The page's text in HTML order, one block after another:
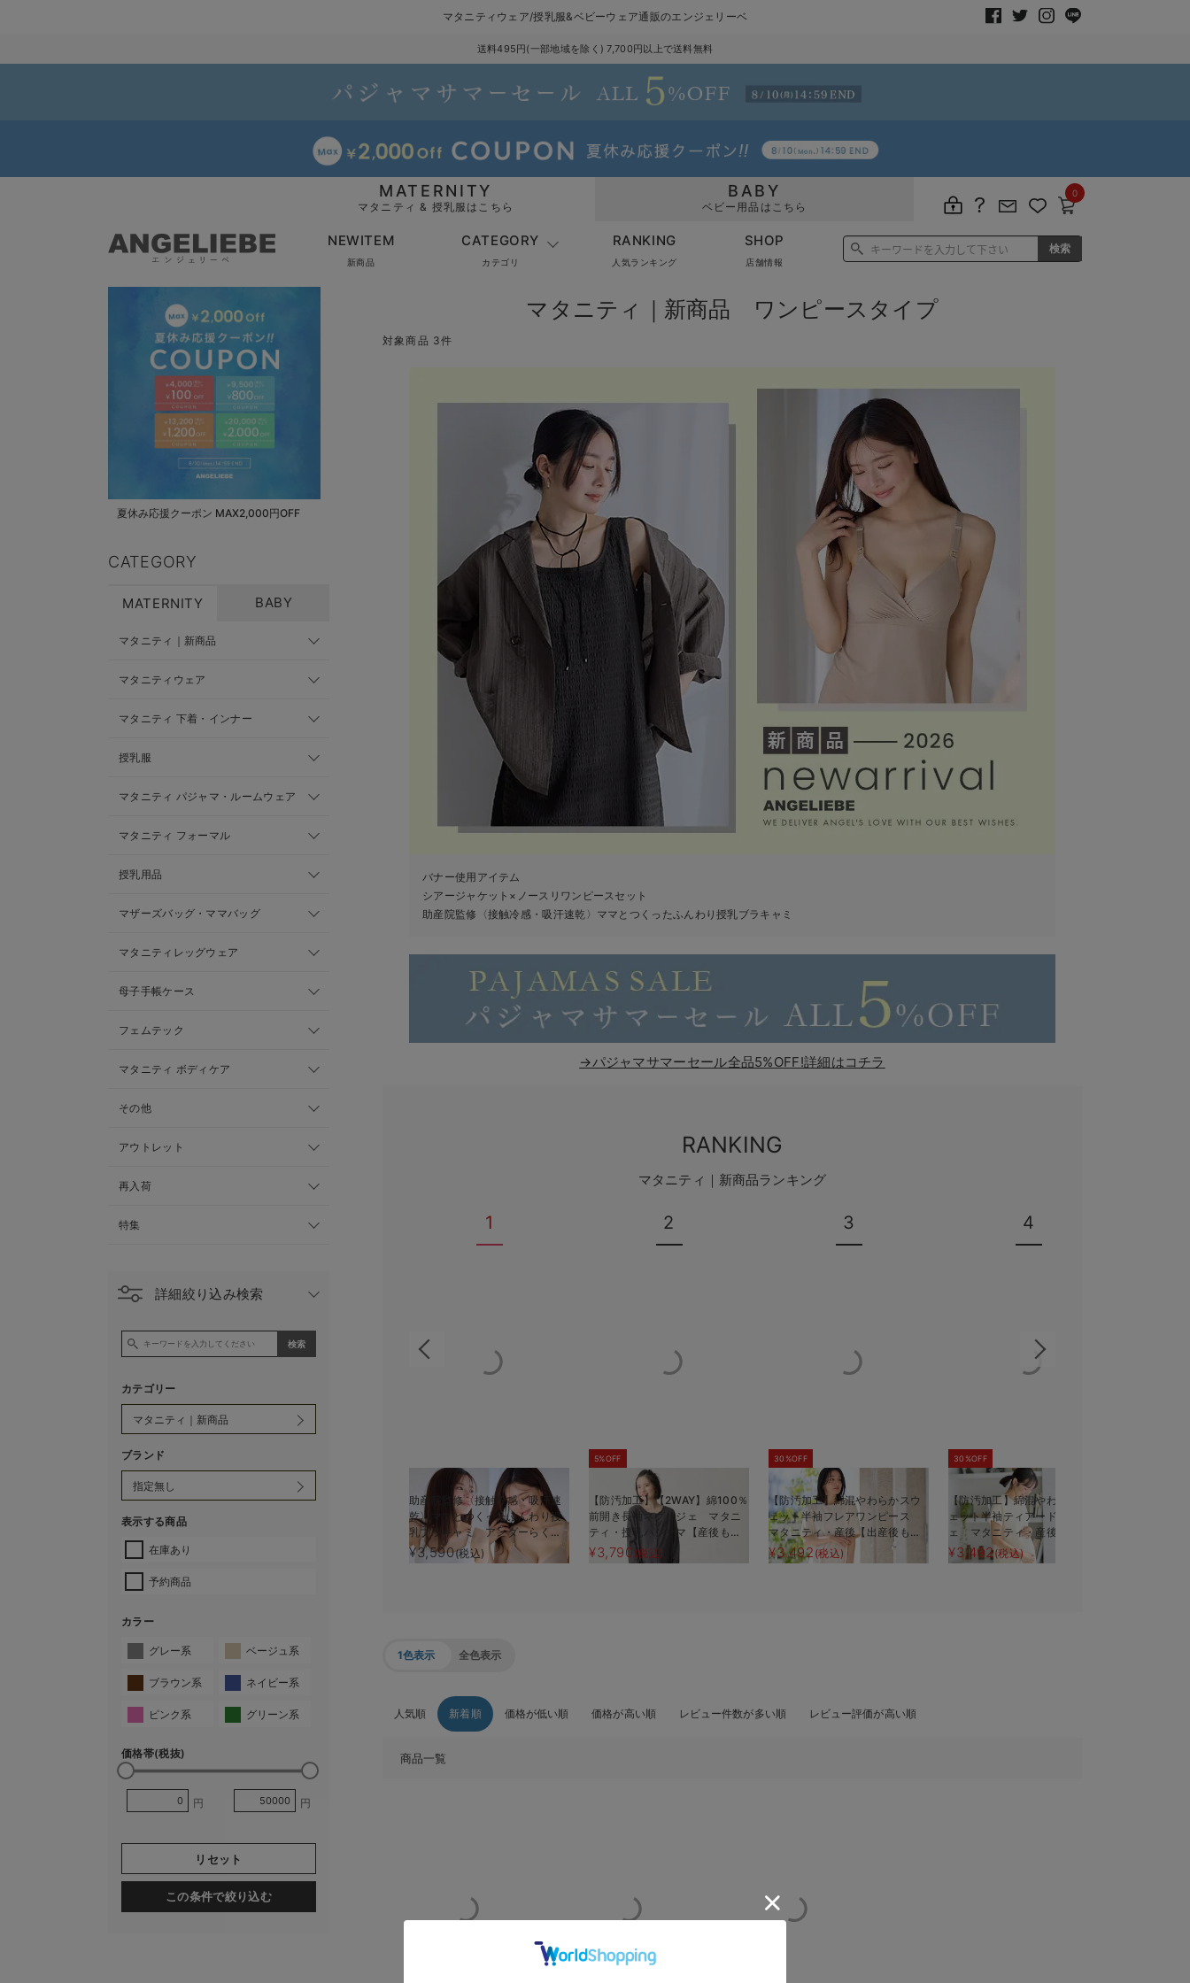
マタニティウェア/授乳服&ベビーウェア通販のエンジェリーベ
送料495円(一部地域を除く) 7,700円以上で送料無料
MATERNITY
マタニティ & 授乳服はこちら
BABY
ベビー用品はこちら
0
NEWITEM
新商品
CATEGORY
カテゴリ
RANKING
人気ランキング
SHOP
店舗情報
夏休み応援クーポン MAX2,000円OFF
CATEGORY
MATERNITY BABY
マタニティ｜新商品
マタニティウェア
マタニティ 下着・インナー
授乳服
マタニティ パジャマ・ルームウェア
マタニティ フォーマル
授乳用品
マザーズバッグ・ママバッグ
マタニティレッグウェア
母子手帳ケース
フェムテック
マタニティ ボディケア
その他
アウトレット
再入荷
特集
詳細絞り込み検索
カテゴリー
ブランド
表示する商品
在庫あり
予約商品
カラー
グレー系 ベージュ系
ブラウン系 ネイビー系
ピンク系 グリーン系
価格帯(税抜)
円 円
リセット
この条件で絞り込む
マタニティ｜新商品 ワンピースタイプ
対象商品 3件
バナー使用アイテム
シアージャケット×ノースリワンピースセット
助産院監修〈接触冷感・吸汗速乾〉ママとつくったふんわり授乳ブラキャミ
→パジャマサマーセール全品5%OFF!詳細はコチラ
RANKING
マタニティ｜新商品ランキング
1
助産院監修〈接触冷感・吸汗速
乾〉ママとつくったふんわり授
乳ブラキャミ アンダーらくら
くタイプ
¥3,590(税込)
2
5%OFF
【防汚加工】【2WAY】綿100％
前開き長袖ネグリジェ マタニ
ティ・授乳パジャマ【産後も長
く着れる】
¥3,790 (税込)
3
30%OFF
【防汚加工】綿混やわらかスウ
ェット半袖フレアワンピース
マタニティ・産後【出産後も長
く使える】
¥3,492 (税込)
4
30%OFF
【防汚加工】綿混やわらかスウ
ェット半袖ティアードネグリジ
ェ マタニティ・産後【出産後
も長く使える】
¥3,492(税込)
1色表示 全色表示
人気順 新着順 価格が低い順 価格が高い順 レビュー件数が多い順 レビュー評価が高い順
商品一覧